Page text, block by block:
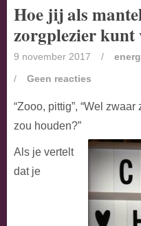
Hoe jij als
zorgplezier kunt
9 november 2017 /
/
Geen reacties
“Zooo, pittig”, “Wel zwaar
zou houden?”
Als je vertelt
dat je